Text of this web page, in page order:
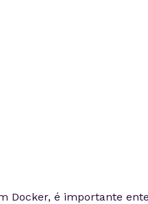
Docker, é importante